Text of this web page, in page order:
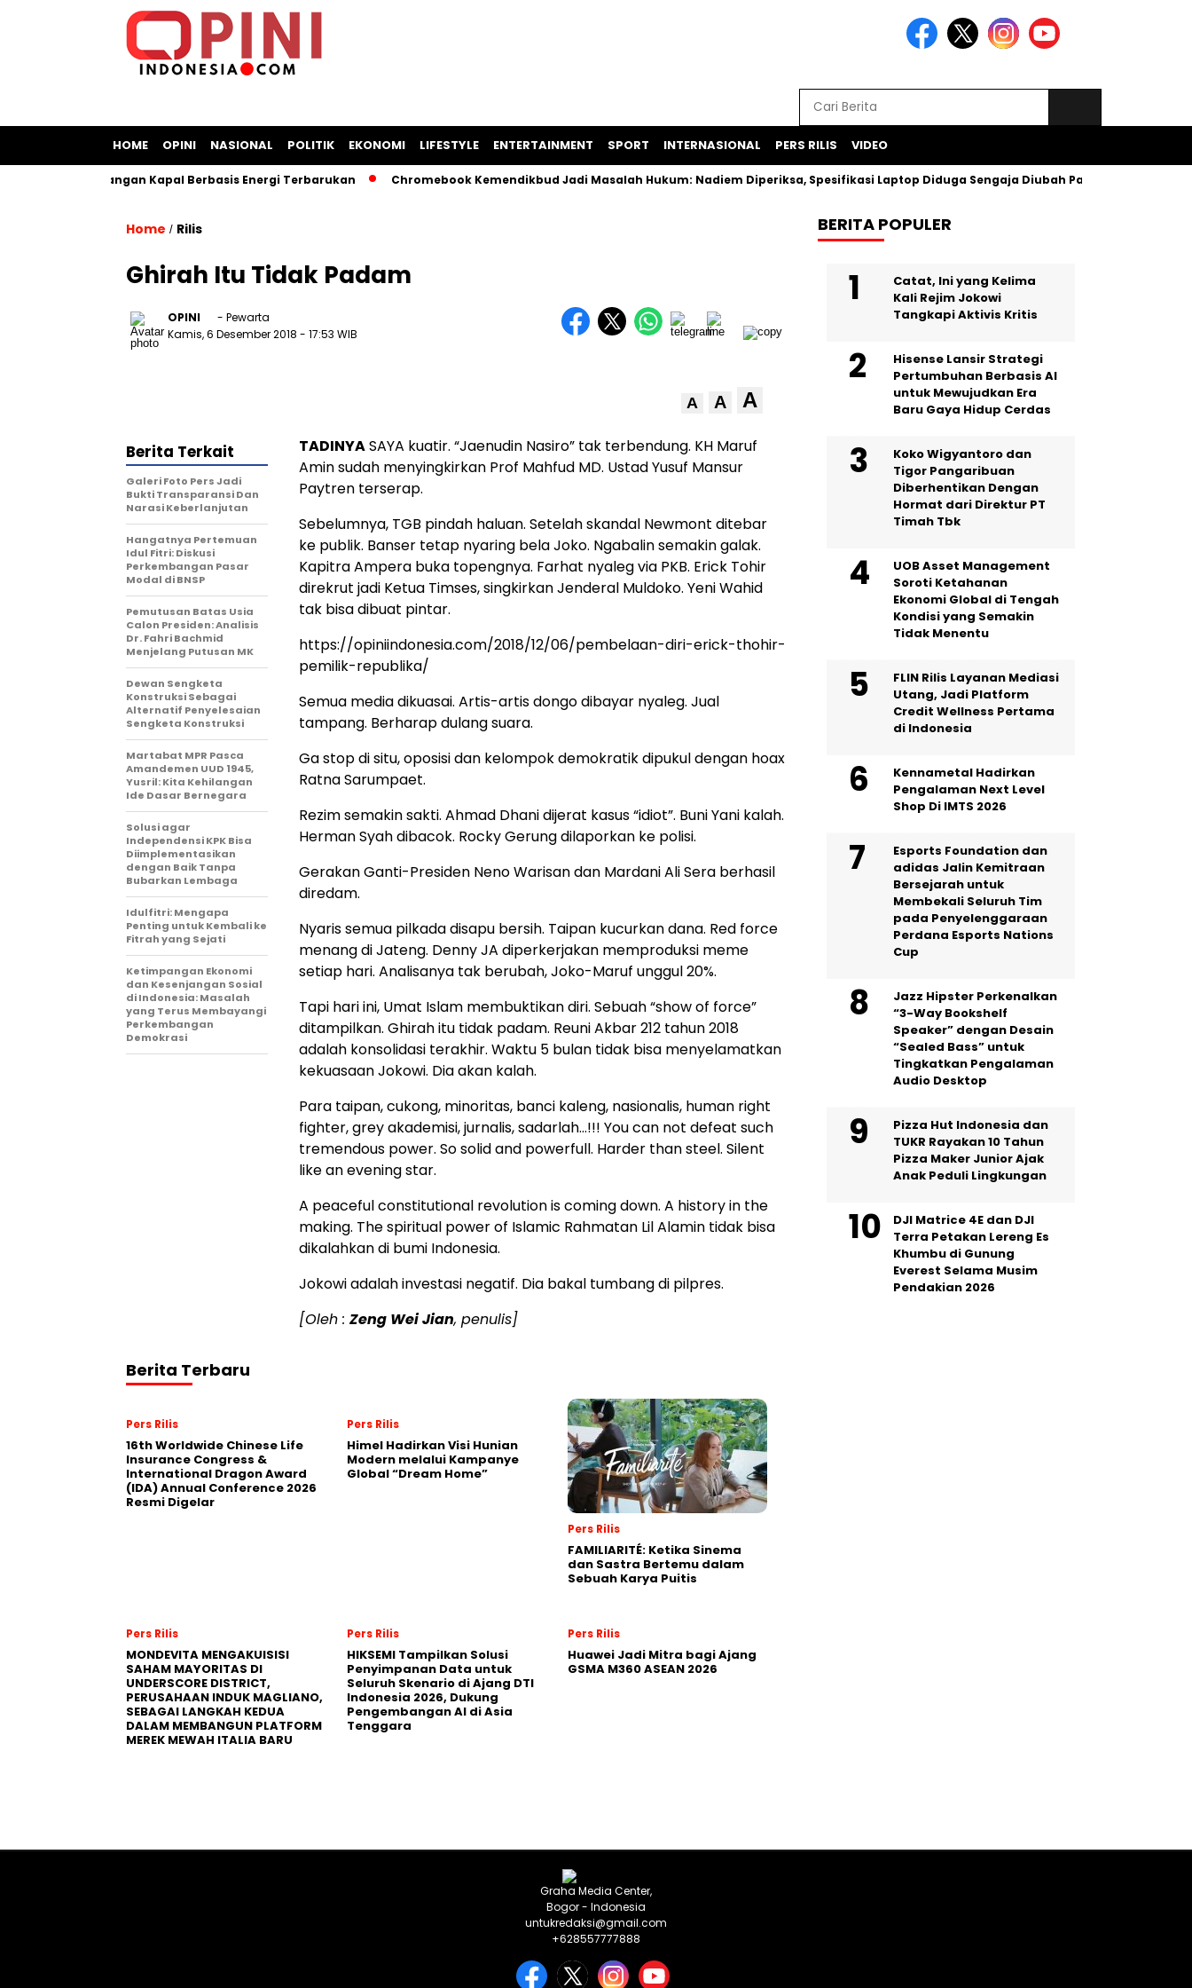
HOME OPINI NASIONAL POLITIK EKONOMI LIFESTYLE ENTERTAINMENT SPORT INTERNASIONAL PERS RILIS VIDEO
Bangun Galangan Kapal Berbasis Energi Terbarukan Chromebook Kemendikbud Jadi Masalah Hukum: Nadiem Diperiksa, Spesifikasi Laptop Diduga Sengaja Diubah Paksa
Home / Rilis
Ghirah Itu Tidak Padam
OPINI
- Pewarta
Kamis, 6 Desember 2018 - 17:53 WIB
A A A
TADINYASAYA kuatir. “Jaenudin Nasiro” tak terbendung. KH Maruf
Amin sudah menyingkirkan Prof Mahfud MD. Ustad Yusuf Mansur
Paytren terserap.
Sebelumnya, TGB pindah haluan. Setelah skandal Newmont ditebar
ke publik. Banser tetap nyaring bela Joko. Ngabalin semakin galak.
Kapitra Ampera buka topengnya. Farhat nyaleg via PKB. Erick Tohir
direkrut jadi Ketua Timses, singkirkan Jenderal Muldoko. Yeni Wahid
tak bisa dibuat pintar.
https://opiniindonesia.com/2018/12/06/pembelaan-diri-erick-thohir-
pemilik-republika/
Semua media dikuasai. Artis-artis dongo dibayar nyaleg. Jual
tampang. Berharap dulang suara.
Ga stop di situ, oposisi dan kelompok demokratik dipukul dengan hoax
Ratna Sarumpaet.
Rezim semakin sakti. Ahmad Dhani dijerat kasus “idiot”. Buni Yani kalah.
Herman Syah dibacok. Rocky Gerung dilaporkan ke polisi.
Gerakan Ganti-Presiden Neno Warisan dan Mardani Ali Sera berhasil
diredam.
Nyaris semua pilkada disapu bersih. Taipan kucurkan dana. Red force
menang di Jateng. Denny JA diperkerjakan memproduksi meme
setiap hari. Analisanya tak berubah, Joko-Maruf unggul 20%.
Tapi hari ini, Umat Islam membuktikan diri. Sebuah “show of force”
ditampilkan. Ghirah itu tidak padam. Reuni Akbar 212 tahun 2018
adalah konsolidasi terakhir. Waktu 5 bulan tidak bisa menyelamatkan
kekuasaan Jokowi. Dia akan kalah.
Para taipan, cukong, minoritas, banci kaleng, nasionalis, human right
fighter, grey akademisi, jurnalis, sadarlah…!!! You can not defeat such
tremendous power. So solid and powerfull. Harder than steel. Silent
like an evening star.
A peaceful constitutional revolution is coming down. A history in the
making. The spiritual power of Islamic Rahmatan Lil Alamin tidak bisa
dikalahkan di bumi Indonesia.
Jokowi adalah investasi negatif. Dia bakal tumbang di pilpres.
[Oleh : Zeng Wei Jian, penulis]
Berita Terkait
Galeri Foto Pers Jadi
Bukti Transparansi Dan
Narasi Keberlanjutan
Hangatnya Pertemuan
Idul Fitri: Diskusi
Perkembangan Pasar
Modal di BNSP
Pemutusan Batas Usia
Calon Presiden: Analisis
Dr. Fahri Bachmid
Menjelang Putusan MK
Dewan Sengketa
Konstruksi Sebagai
Alternatif Penyelesaian
Sengketa Konstruksi
Martabat MPR Pasca
Amandemen UUD 1945,
Yusril: Kita Kehilangan
Ide Dasar Bernegara
Solusi agar
Independensi KPK Bisa
Diimplementasikan
dengan Baik Tanpa
Bubarkan Lembaga
Idulfitri: Mengapa
Penting untuk Kembali ke
Fitrah yang Sejati
Ketimpangan Ekonomi
dan Kesenjangan Sosial
di Indonesia: Masalah
yang Terus Membayangi
Perkembangan
Demokrasi
Berita Terbaru
Pers Rilis
16th Worldwide Chinese Life
Insurance Congress &
International Dragon Award
(IDA) Annual Conference 2026
Resmi Digelar
Pers Rilis
Himel Hadirkan Visi Hunian
Modern melalui Kampanye
Global “Dream Home”
Pers Rilis
FAMILIARITÉ: Ketika Sinema
dan Sastra Bertemu dalam
Sebuah Karya Puitis
Pers Rilis
MONDEVITA MENGAKUISISI
SAHAM MAYORITAS DI
UNDERSCORE DISTRICT,
PERUSAHAAN INDUK MAGLIANO,
SEBAGAI LANGKAH KEDUA
DALAM MEMBANGUN PLATFORM
MEREK MEWAH ITALIA BARU
Pers Rilis
HIKSEMI Tampilkan Solusi
Penyimpanan Data untuk
Seluruh Skenario di Ajang DTI
Indonesia 2026, Dukung
Pengembangan AI di Asia
Tenggara
Pers Rilis
Huawei Jadi Mitra bagi Ajang
GSMA M360 ASEAN 2026
BERITA POPULER
Catat, Ini yang Kelima
Kali Rejim Jokowi
Tangkapi Aktivis Kritis
Hisense Lansir Strategi
Pertumbuhan Berbasis AI
untuk Mewujudkan Era
Baru Gaya Hidup Cerdas
Koko Wigyantoro dan
Tigor Pangaribuan
Diberhentikan Dengan
Hormat dari Direktur PT
Timah Tbk
UOB Asset Management
Soroti Ketahanan
Ekonomi Global di Tengah
Kondisi yang Semakin
Tidak Menentu
FLIN Rilis Layanan Mediasi
Utang, Jadi Platform
Credit Wellness Pertama
di Indonesia
Kennametal Hadirkan
Pengalaman Next Level
Shop Di IMTS 2026
Esports Foundation dan
adidas Jalin Kemitraan
Bersejarah untuk
Membekali Seluruh Tim
pada Penyelenggaraan
Perdana Esports Nations
Cup
Jazz Hipster Perkenalkan
“3-Way Bookshelf
Speaker” dengan Desain
“Sealed Bass” untuk
Tingkatkan Pengalaman
Audio Desktop
Pizza Hut Indonesia dan
TUKR Rayakan 10 Tahun
Pizza Maker Junior Ajak
Anak Peduli Lingkungan
DJI Matrice 4E dan DJI
Terra Petakan Lereng Es
Khumbu di Gunung
Everest Selama Musim
Pendakian 2026
Graha Media Center,
Bogor - Indonesia
untukredaksi@gmail.com
+628557777888